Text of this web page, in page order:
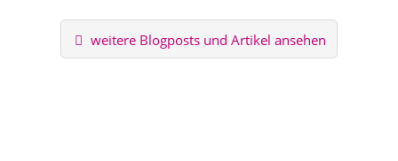
weitere Blogposts und Artikel ansehen